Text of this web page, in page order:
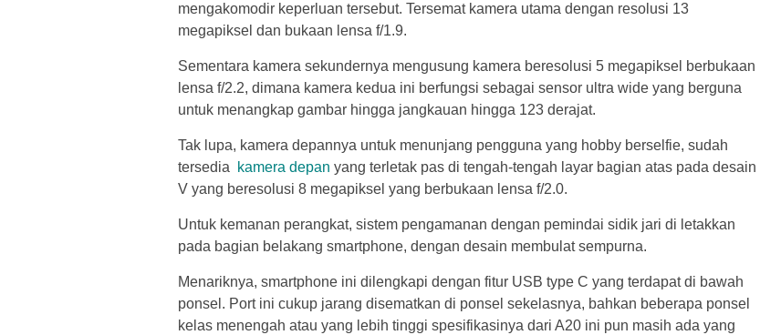
mengakomodir keperluan tersebut. Tersemat kamera utama dengan resolusi 13
megapiksel dan bukaan lensa f/1.9.
Sementara kamera sekundernya mengusung kamera beresolusi 5 megapiksel berbukaan
lensa f/2.2, dimana kamera kedua ini berfungsi sebagai sensor ultra wide yang berguna
untuk menangkap gambar hingga jangkauan hingga 123 derajat.
Tak lupa, kamera depannya untuk menunjang pengguna yang hobby berselfie, sudah
tersedia
kamera depan yang terletak pas di tengah-tengah layar bagian atas pada desain
V yang beresolusi 8 megapiksel yang berbukaan lensa f/2.0.
Untuk kemanan perangkat, sistem pengamanan dengan pemindai sidik jari di letakkan
pada bagian belakang smartphone, dengan desain membulat sempurna.
Menariknya, smartphone ini dilengkapi dengan fitur USB type C yang terdapat di bawah
ponsel. Port ini cukup jarang disematkan di ponsel sekelasnya, bahkan beberapa ponsel
kelas menengah atau yang lebih tinggi spesifikasinya dari A20 ini pun masih ada yang